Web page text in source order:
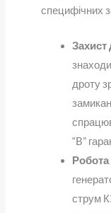
специфічних
Захист
дроту
“B”
Робота
струм